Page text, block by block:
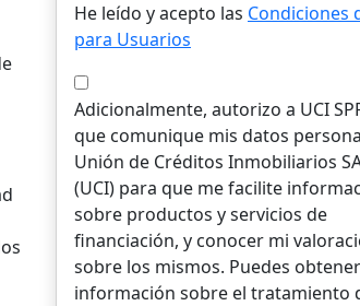
He leído y acepto las Condiciones
para Usuarios
Adicionalmente, autorizo a UCI
que comunique mis datos
Unión de Créditos Inmobiliarios SA
(UCI) para que me facilite
sobre productos y servicios de
financiación, y conocer mi
sobre los mismos. Puedes
información sobre el tratamiento